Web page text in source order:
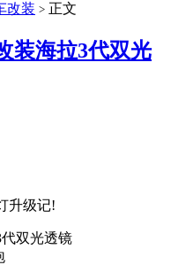
改装 > 正文
装海拉3代双光
升级记!
双光透镜